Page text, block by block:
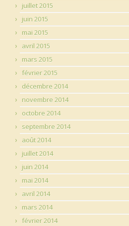
juillet 2015
juin 2015
mai 2015
avril 2015
mars 2015
février 2015
décembre 2014
novembre 2014
octobre 2014
septembre 2014
août 2014
juillet 2014
juin 2014
mai 2014
avril 2014
mars 2014
février 2014